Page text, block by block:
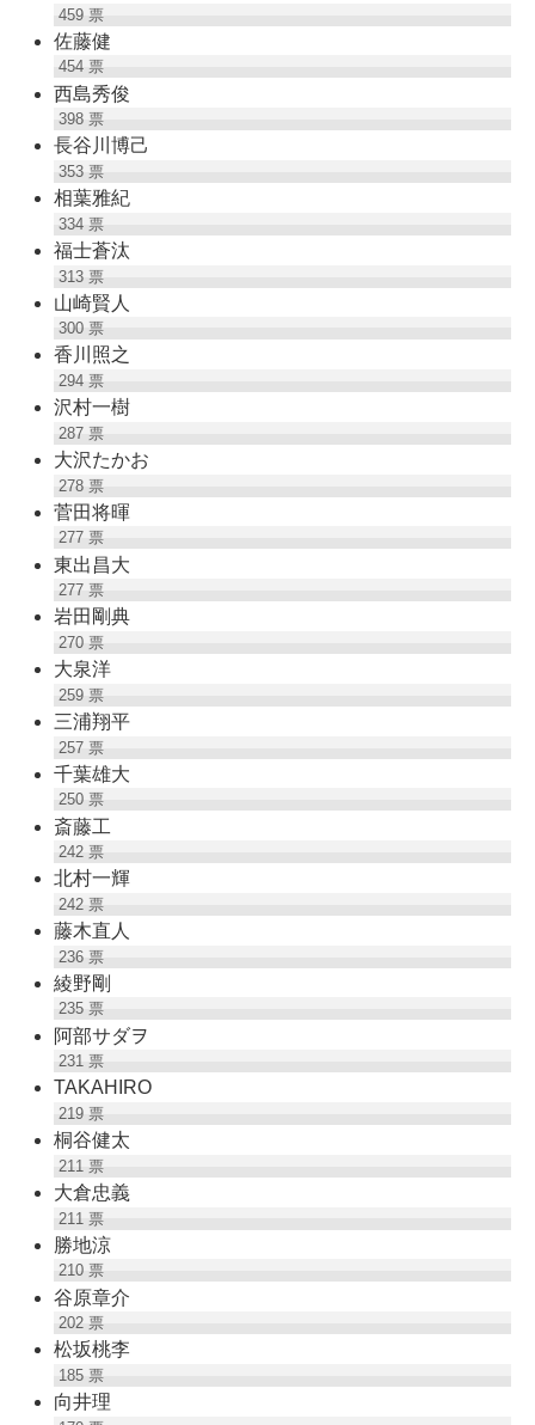
459票
佐藤健
454票
西島秀俊
398票
長谷川博己
353票
相葉雅紀
334票
福士蒼汰
313票
山崎賢人
300票
香川照之
294票
沢村一樹
287票
大沢たかお
278票
菅田将暉
277票
東出昌大
277票
岩田剛典
270票
大泉洋
259票
三浦翔平
257票
千葉雄大
250票
斎藤工
242票
北村一輝
242票
藤木直人
236票
綾野剛
235票
阿部サダヲ
231票
TAKAHIRO
219票
桐谷健太
211票
大倉忠義
211票
勝地涼
210票
谷原章介
202票
松坂桃李
185票
向井理